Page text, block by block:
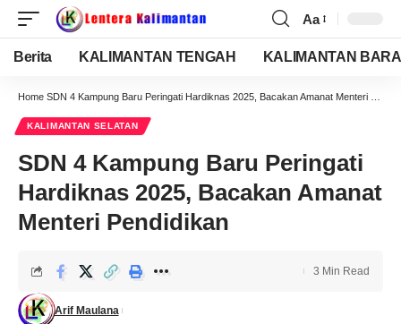
Aa
Berita KALIMANTAN TENGAH KALIMANTAN
Home SDN 4 Kampung Baru Peringati Hardiknas 2025, Bacakan Amanat Menteri Pendidikan
KALIMANTAN SELATAN
SDN 4 Kampung Baru Peringati
Hardiknas 2025, Bacakan Amanat
Menteri Pendidikan
Arif Maulana
3 Min Read